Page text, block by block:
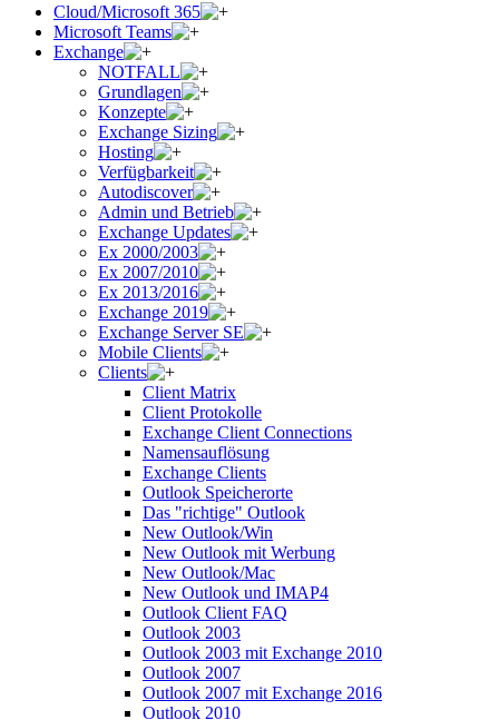
Cloud/Microsoft 365
Microsoft Teams
Exchange
NOTFALL
Grundlagen
Konzepte
Exchange Sizing
Hosting
Verfügbarkeit
Autodiscover
Admin und Betrieb
Exchange Updates
Ex 2000/2003
Ex 2007/2010
Ex 2013/2016
Exchange 2019
Exchange Server SE
Mobile Clients
Clients
Client Matrix
Client Protokolle
Exchange Client Connections
Namensauflösung
Exchange Clients
Outlook Speicherorte
Das "richtige" Outlook
New Outlook/Win
New Outlook mit Werbung
New Outlook/Mac
New Outlook und IMAP4
Outlook Client FAQ
Outlook 2003
Outlook 2003 mit Exchange 2010
Outlook 2007
Outlook 2007 mit Exchange 2016
Outlook 2010